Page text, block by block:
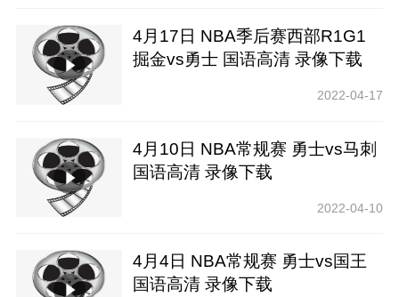
4月17日 NBA季后赛西部R1G1
掘金vs勇士 国语高清 录像下载
2022-04-17
4月10日 NBA常规赛 勇士vs马刺
国语高清 录像下载
2022-04-10
4月4日 NBA常规赛 勇士vs国王
国语高清 录像下载